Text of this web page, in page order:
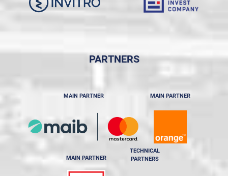
PARTNERS
MAIN PARTNER MAIN PARTNER
MAIN PARTNER
TECHNICAL
PARTNERS